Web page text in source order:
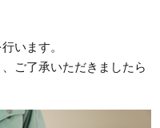
います。
ご了承いただきましたら